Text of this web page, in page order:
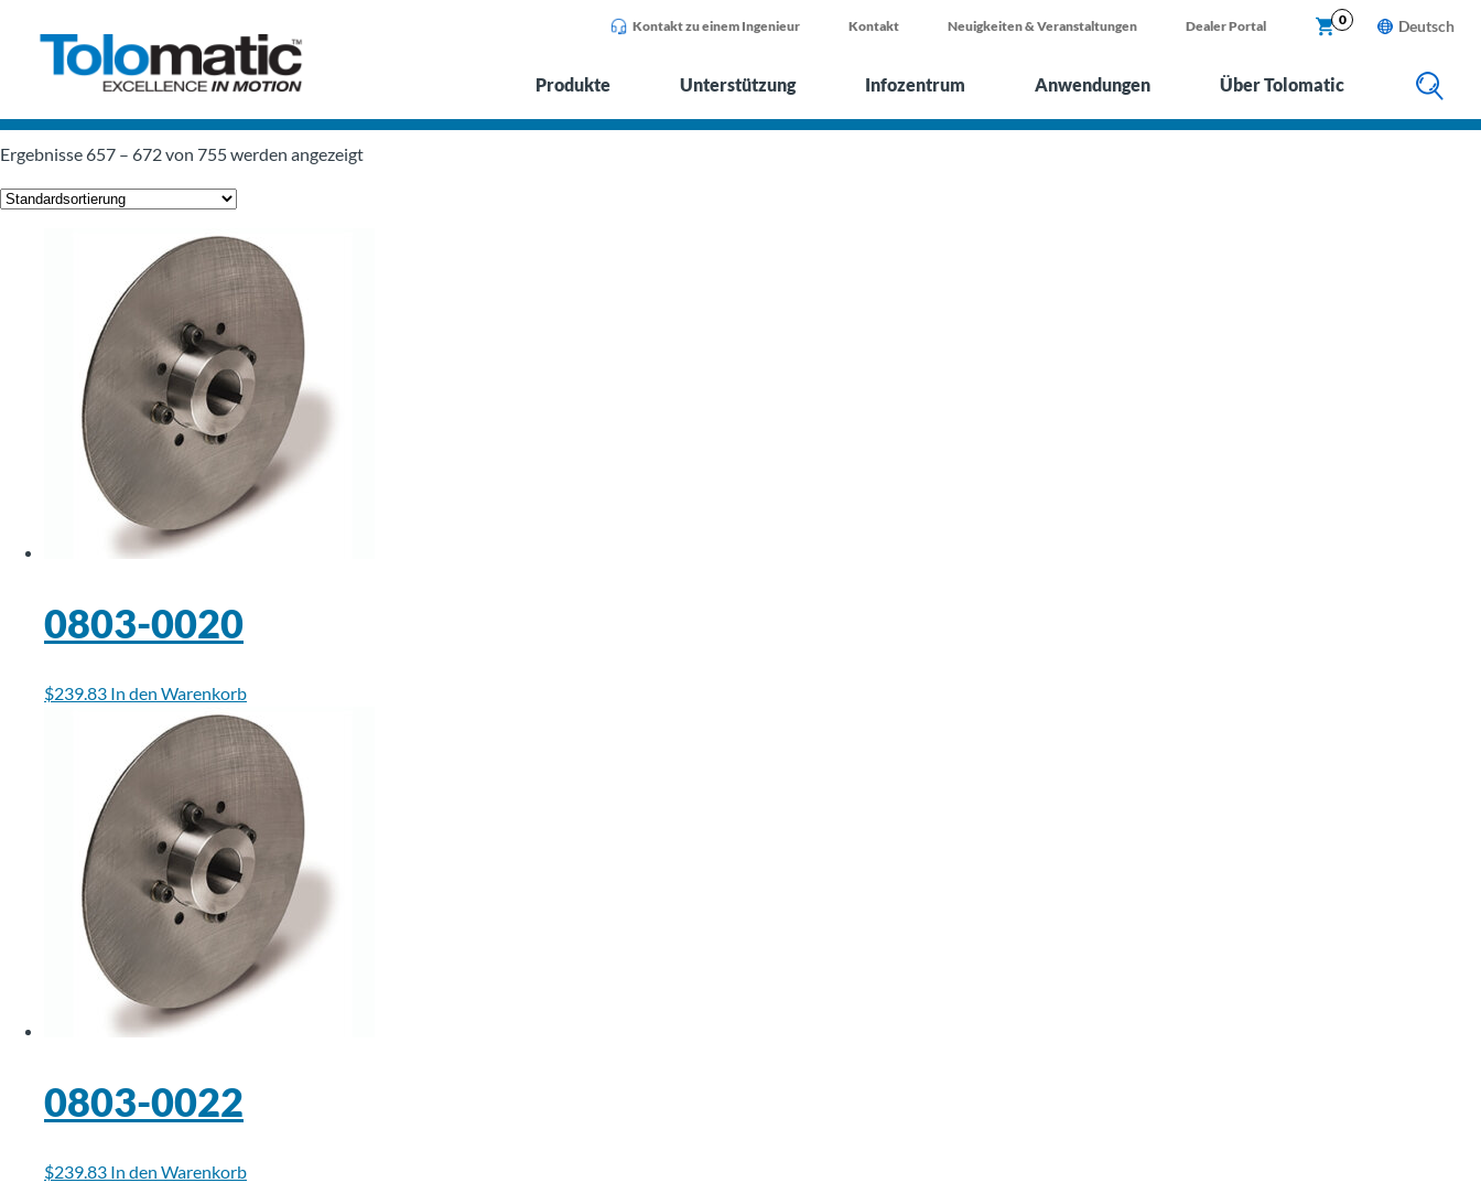
X
Kontakt zu einem Ingenieur Kontakt Neuigkeiten & Veranstaltungen Dealer Portal 0 Deutsch
Produkte Unterstützung Infozentrum Anwendungen Über Tolomatic
Ergebnisse 657 – 672 von 755 werden angezeigt
0803-0020
$239.83 In den Warenkorb
0803-0022
$239.83 In den Warenkorb